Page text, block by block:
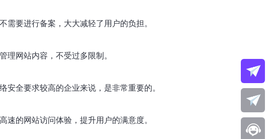
要进行备案，大大减轻了用户的负担。
理网站内容，不受过多限制。
全要求较高的企业来说，是非常重要的。
的网站访问体验，提升用户的满意度。